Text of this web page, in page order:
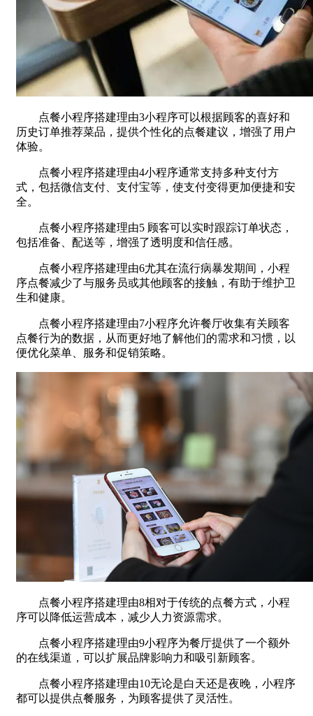
点餐小程序搭建理由3小程序可以根据顾客的喜好和
历史订单推荐菜品，提供个性化的点餐建议，增强了用户
体验。
点餐小程序搭建理由4小程序通常支持多种支付方
式，包括微信支付、支付宝等，使支付变得更加便捷和安
全。
点餐小程序搭建理由5 顾客可以实时跟踪订单状态，
包括准备、配送等，增强了透明度和信任感。
点餐小程序搭建理由6尤其在流行病暴发期间，小程
序点餐减少了与服务员或其他顾客的接触，有助于维护卫
生和健康。
点餐小程序搭建理由7小程序允许餐厅收集有关顾客
点餐行为的数据，从而更好地了解他们的需求和习惯，以
便优化菜单、服务和促销策略。
点餐小程序搭建理由8相对于传统的点餐方式，小程
序可以降低运营成本，减少人力资源需求。
点餐小程序搭建理由9小程序为餐厅提供了一个额外
的在线渠道，可以扩展品牌影响力和吸引新顾客。
点餐小程序搭建理由10无论是白天还是夜晚，小程序
都可以提供点餐服务，为顾客提供了灵活性。